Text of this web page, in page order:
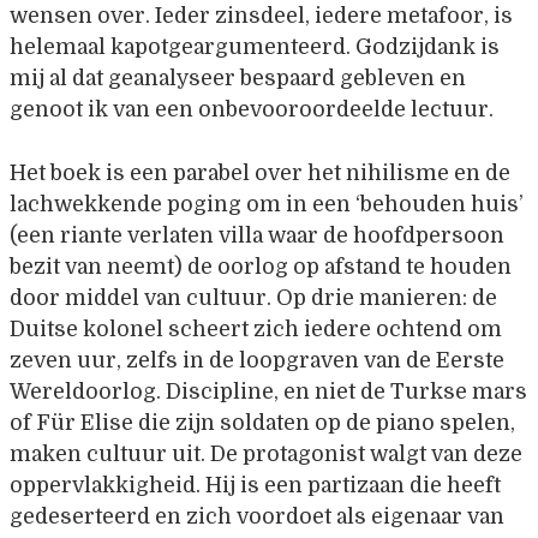
wensen over. Ieder zinsdeel, iedere metafoor, is
helemaal kapotgeargumenteerd. Godzijdank is
mij al dat geanalyseer bespaard gebleven en
genoot ik van een onbevooroordeelde lectuur.
Het boek is een parabel over het nihilisme en de
lachwekkende poging om in een ‘behouden huis’
(een riante verlaten villa waar de hoofdpersoon
bezit van neemt) de oorlog op afstand te houden
door middel van cultuur. Op drie manieren: de
Duitse kolonel scheert zich iedere ochtend om
zeven uur, zelfs in de loopgraven van de Eerste
Wereldoorlog. Discipline, en niet de Turkse mars
of Für Elise die zijn soldaten op de piano spelen,
maken cultuur uit. De protagonist walgt van deze
oppervlakkigheid. Hij is een partizaan die heeft
gedeserteerd en zich voordoet als eigenaar van